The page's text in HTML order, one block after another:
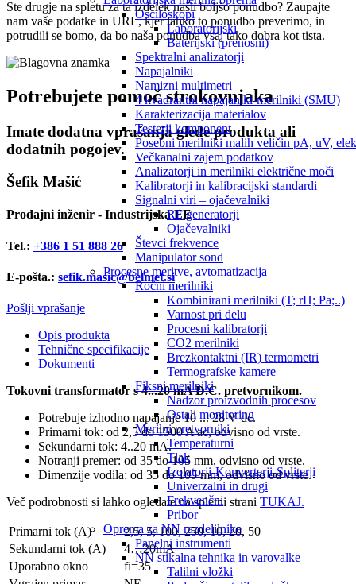
Osciloskopi
Laboratorijski
Baterijski (prenosni)
Spektralni analizatorji
Napajalniki
Namizni multimetri
4 kvadrantni napajaniki-merilniki (SMU)
Karakterizacija materialov
Testerji komponent
Posebni merilniki malih veličin pA, uV,
Večkanalni zajem podatkov
Analizatorji in merilniki električne moči
Kalibratorji in kalibracijski standardi
Signalni viri – ojačevalniki
RF generatorji
Ojačevalniki
Števci frekvence
Manipulator sond
Procesne meritve, avtomatizacija
Ročni merilniki
Kombinirani merilniki (T; rH; Pa;..)
Varnost pri delu
Procesni kalibratorji
CO2 merilniki
Brezkontaktni (IR) termometri
Termografske kamere
Fiksni merilniki
Nadzor proizvodnih procesov
Ostali monitoring
Merilni pretvorniki
Temperaturni
Tlak
Izolatorji-Konverterji-Spliterji
Univerzalni in drugi
Frekvenčni
Pribor
Oprema za NN razdelilnike
Panelni instrumenti
NN stikalna tehnika in varovalke
Talilni vložki
Ste drugje na spletu za ta izdelek našli boljšo ponudbo? Zaupajte
nam vaše podatke in URL, kjer lahko to ponudbo preverimo, in
potrudili se bomo, da bo naša ponudba vsaj tako dobra kot tista.
Potrebujete pomoč strokovnjaka
Imate dodatna vprašanja glede produkta ali
dodatnih pogojev.
Šefik Mašić
Prodajni inženir - Industrijska EE
Tel.: +386 1 51 888 26
E-pošta.: sefik.masic@belmet.si
Pošlji vprašanje
Opis produkta
Tehnične specifikacije
Dokumenti
Tokovni transformator s 4...20 mA D.C. pretvornikom.
Potrebuje izhodno napajanje 10 ... 28 V dc.
Primarni tok: od 2,5 do 1500 A ac, odvisno od vrste.
Sekundarni tok: 4..20 mA.
Notranji premer: od 35 do 105 mm, odvisno od vrste.
Dimenzije vodila: od 35 do 105 mm, odvisno od vrste.
Več podrobnosti si lahko ogledate na spletni strani TUKAJ.
Primarni tok (A)
2,5, 5, 100, 250, 10, 20, 50
Sekundarni tok (A)
4…20mA
Uporabno okno
fi=35